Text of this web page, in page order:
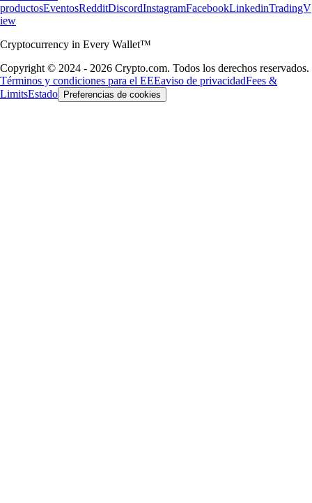
productosEventosRedditDiscordInstagramFacebookLinkedinTradingV
iew
Cryptocurrency in Every Wallet™
Copyright © 2024 - 2026 Crypto.com. Todos los derechos reservados.
Términos y condiciones para el EEEaviso de privacidadFees &
LimitsEstado Preferencias de cookies